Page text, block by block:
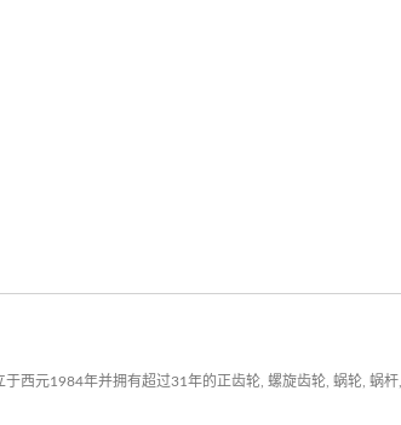
西元1984年并拥有超过31年的正齿轮, 螺旋齿轮, 蜗轮, 蜗